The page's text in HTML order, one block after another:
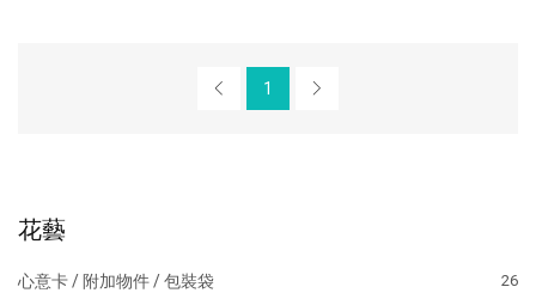
花藝
心意卡 / 附加物件 / 包裝袋 26
1